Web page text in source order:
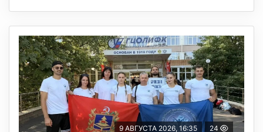
9 АВГУСТА 2026, 16:35 24